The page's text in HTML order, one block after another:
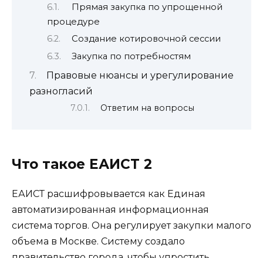
Прямая закупка по упрощенной
процедуре
Создание котировочной сессии
Закупка по потребностям
Правовые нюансы и урегулирование
разногласий
Ответим на вопросы
Что такое ЕАИСТ 2
ЕАИСТ расшифровывается как Единая
автоматизированная информационная
система торгов. Она регулирует закупки малого
объема в Москве. Систему создало